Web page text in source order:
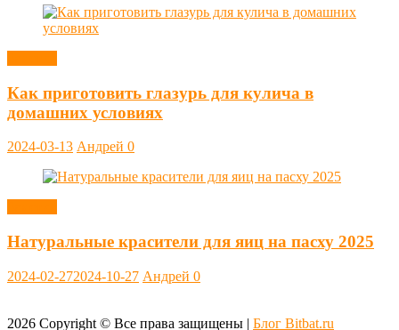
Как приготовить глазурь для кулича в
домашних условиях
2024-03-13 Андрей 0
Натуральные красители для яиц на пасху 2025
2024-02-272024-10-27 Андрей 0
2026 Copyright © Все права защищены | Блог Bitbat.ru